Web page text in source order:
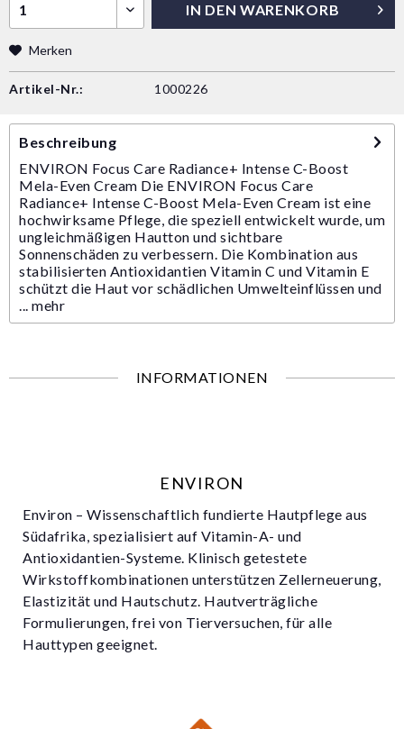
IN DEN WARENKORB
Merken
Artikel-Nr.: 1000226
Beschreibung
ENVIRON Focus Care Radiance+ Intense C-Boost
Mela-Even Cream Die ENVIRON Focus Care
Radiance+ Intense C-Boost Mela-Even Cream ist eine
hochwirksame Pflege, die speziell entwickelt wurde, um
ungleichmäßigen Hautton und sichtbare
Sonnenschäden zu verbessern. Die Kombination aus
stabilisierten Antioxidantien Vitamin C und Vitamin E
schützt die Haut vor schädlichen Umwelteinflüssen und
... mehr
INFORMATIONEN
ENVIRON
Environ – Wissenschaftlich fundierte Hautpflege aus
Südafrika, spezialisiert auf Vitamin-A- und
Antioxidantien-Systeme. Klinisch getestete
Wirkstoffkombinationen unterstützen Zellerneuerung,
Elastizität und Hautschutz. Hautverträgliche
Formulierungen, frei von Tierversuchen, für alle
Hauttypen geeignet.